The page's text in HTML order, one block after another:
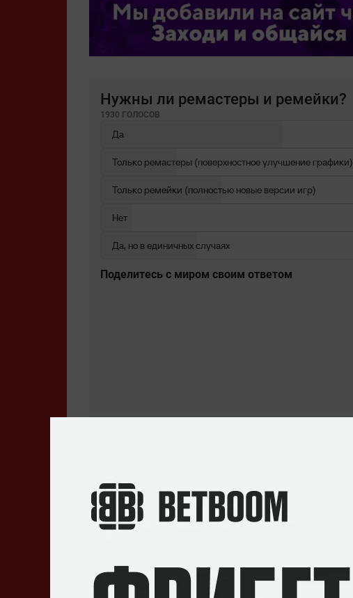
Нужны ли ремастеры и ремейки?
1930 ГОЛОСОВ
Да
Только ремастеры (поверхностное улучшение графики)
Только ремейки (полностью новые версии игр)
Нет
Да, но в единичных случаях
Поделитесь c миром своим ответом
Опубликовал:
Geniuses
7 комментариев